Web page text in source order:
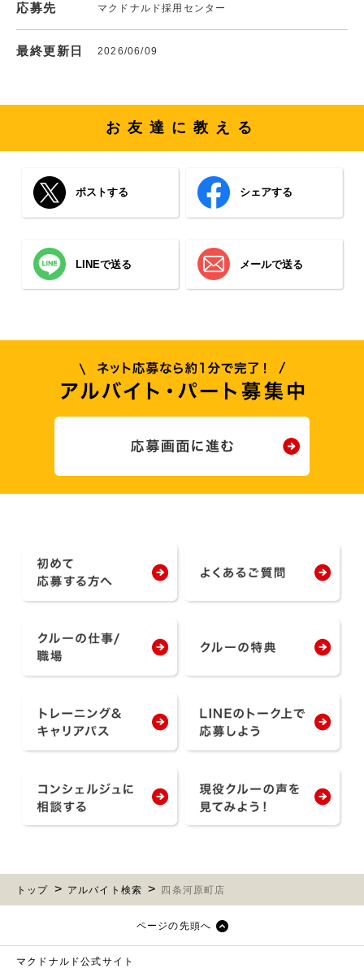
応募先 マクドナルド採用センター
最終更新日 2026/06/09
お友達に教える
ポストする シェアする
LINEで送る メールで送る
トップ アルバイト検索 四条河原町店
ページの先頭へ
マクドナルド公式サイト